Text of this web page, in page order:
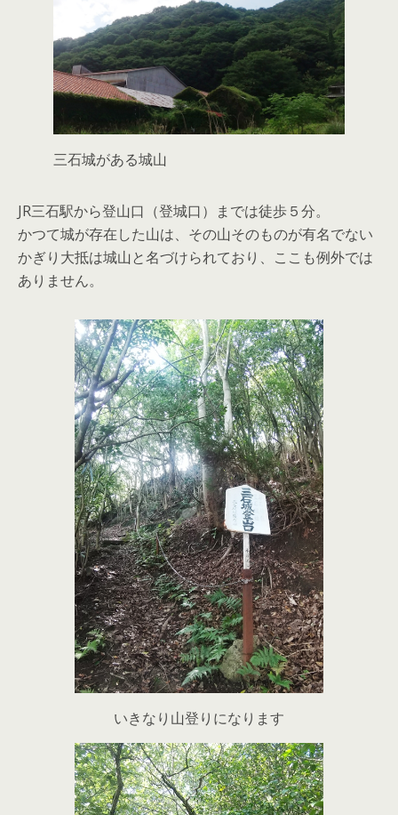
三石城がある城山
JR三石駅から登山口（登城口）までは徒歩５分。
かつて城が存在した山は、その山そのものが有名でない
かぎり大抵は城山と名づけられており、ここも例外では
ありません。
いきなり山登りになります